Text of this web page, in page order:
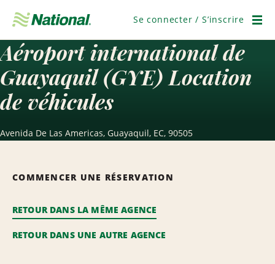
navigation
Se connecter / S’inscrire
Aéroport international de
Guayaquil (GYE) Location
de véhicules
Avenida De Las Americas, Guayaquil, EC, 90505
COMMENCER UNE RÉSERVATION
RETOUR DANS LA MÊME AGENCE
RETOUR DANS UNE AUTRE AGENCE